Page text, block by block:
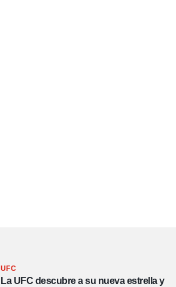
UFC
La UFC descubre a su nueva estrella y